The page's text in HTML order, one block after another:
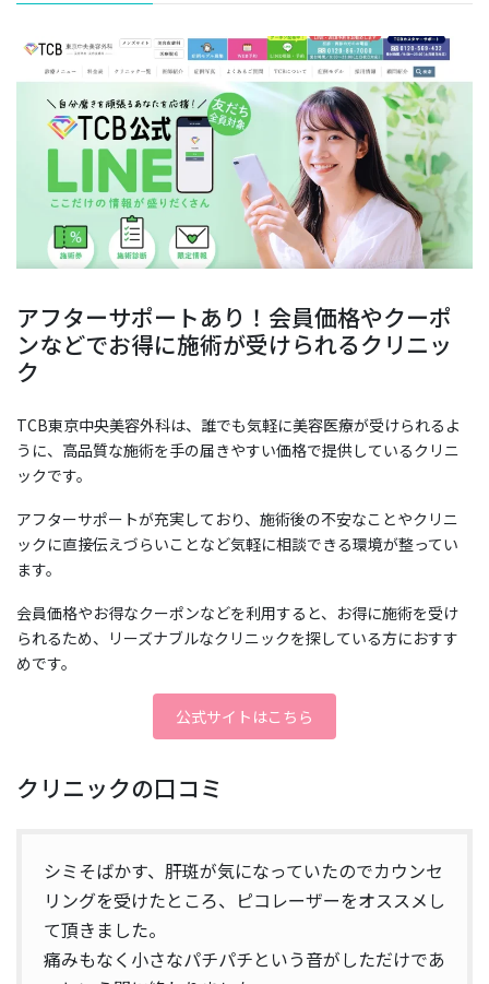
アフターサポートあり！会員価格やクーポ
ンなどでお得に施術が受けられるクリニッ
ク
TCB東京中央美容外科は、誰でも気軽に美容医療が受けられるよ
うに、高品質な施術を手の届きやすい価格で提供しているクリニ
ックです。
アフターサポートが充実しており、施術後の不安なことやクリニ
ックに直接伝えづらいことなど気軽に相談できる環境が整ってい
ます。
会員価格やお得なクーポンなどを利用すると、お得に施術を受け
られるため、リーズナブルなクリニックを探している方におすす
めです。
公式サイトはこちら
クリニックの口コミ
シミそばかす、肝斑が気になっていたのでカウンセ
リングを受けたところ、ピコレーザーをオススメし
て頂きました。
痛みもなく小さなパチパチという音がしただけであ